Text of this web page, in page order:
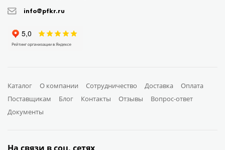
info@pfkr.ru
Каталог О компании Сотрудничество Доставка
Оплата
Поставщикам
Блог Контакты Отзывы
Вопрос-ответ
Документы